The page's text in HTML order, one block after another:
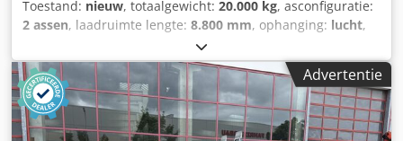
Toestand: nieuw, totaalgewicht: 20.000 kg, asconfiguratie:
2 assen, laadruimte lengte: 8.800 mm, ophanging: lucht,
235 / 75 R 17,5, kleur:
overbrenging:overig, voorbandmaat:235 / 75 R 17,5,
achterbandmaat:235 / 75 R 17,5
, bestuurderscabine:
overig, emissieklasse:geen, brandstof: biodiesel,
Uitrusting:
ABS, luchtdrukrem, Totale
Advertentie